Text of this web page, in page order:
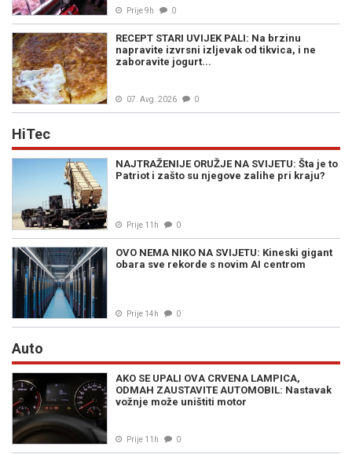
Prije 9h 0
RECEPT STARI UVIJEK PALI: Na brzinu
napravite izvrsni izljevak od tikvica, i ne
zaboravite jogurt...
07. Avg. 2026 0
HiTec
NAJTRAŽENIJE ORUŽJE NA SVIJETU: Šta je to
Patriot i zašto su njegove zalihe pri kraju?
Prije 11h 0
OVO NEMA NIKO NA SVIJETU: Kineski gigant
obara sve rekorde s novim AI centrom
Prije 14h 0
Auto
AKO SE UPALI OVA CRVENA LAMPICA,
ODMAH ZAUSTAVITE AUTOMOBIL: Nastavak
vožnje može uništiti motor
Prije 11h 0